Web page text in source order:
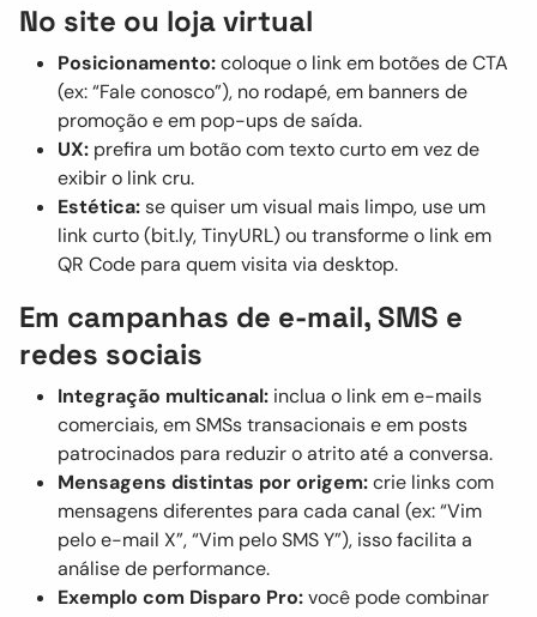
No site ou loja virtual
Posicionamento:coloque o link em botões de CTA
(ex: “Fale conosco”), no rodapé, em banners de
promoção e em pop-ups de saída.
UX: prefira um botão com texto curto em vez de
exibir o link cru.
Estética:se quiser um visual mais limpo, use um
link curto (bit.ly, TinyURL) ou transforme o link em
QR Code para quem visita via desktop.
Em campanhas de e-mail, SMS e
redes sociais
Integração multicanal: inclua o link em e-mails
comerciais, em SMSs transacionais e em posts
patrocinados para reduzir o atrito até a conversa.
Mensagens distintas por origem:crie links com
mensagens diferentes para cada canal (ex: “Vim
pelo e-mail X”, “Vim pelo SMS Y”), isso facilita a
análise de performance.
Exemplo com Disparo Pro:você pode combinar